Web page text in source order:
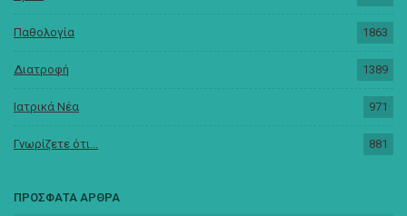
Παθολογία 1863
Διατροφή 1389
Ιατρικά Νέα 971
Γνωρίζετε ότι... 881
ΠΡΟΣΦΑΤΑ ΑΡΘΡΑ